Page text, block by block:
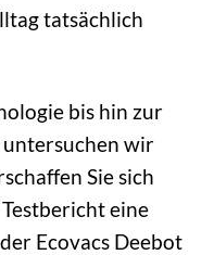
tatsächlich
bis hin zur
wir
Sie sich
eine
Ecovacs Deebot